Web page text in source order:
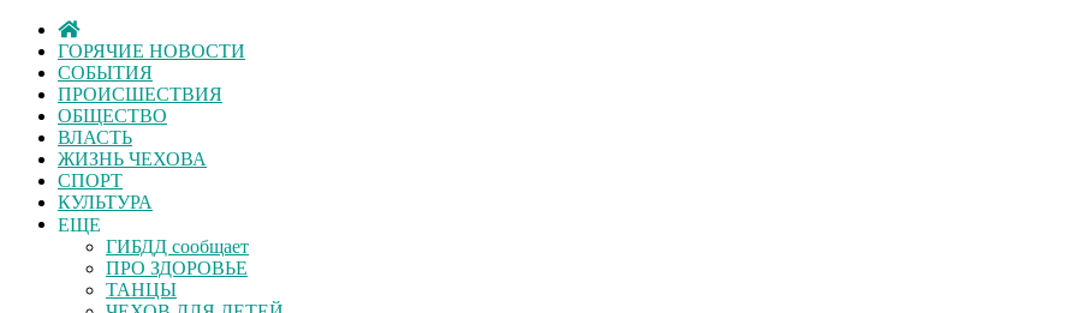
ГОРЯЧИЕ НОВОСТИ
СОБЫТИЯ
ПРОИСШЕСТВИЯ
ОБЩЕСТВО
ВЛАСТЬ
ЖИЗНЬ ЧЕХОВА
СПОРТ
КУЛЬТУРА
ЕЩЕ
ГИБДД сообщает
ПРО ЗДОРОВЬЕ
ТАНЦЫ